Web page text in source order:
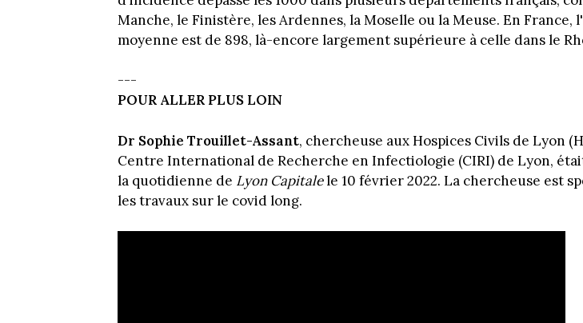
Manche, le Finistère, les Ardennes, la Moselle ou la Meuse. En France,
moyenne est de 898, là-encore largement supérieure à celle dans le
---
POUR ALLER PLUS LOIN
Dr Sophie Trouillet-Assant, chercheuse aux Hospices Civils de Lyon
Centre International de Recherche en Infectiologie (CIRI) de Lyon,
la quotidienne de Lyon Capitalele 10 février 2022. La chercheuse est
les travaux sur le covid long.